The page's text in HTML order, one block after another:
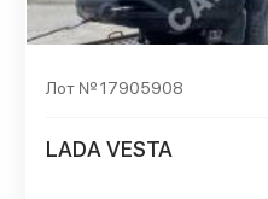
Лот № 17905908
LADA VESTA